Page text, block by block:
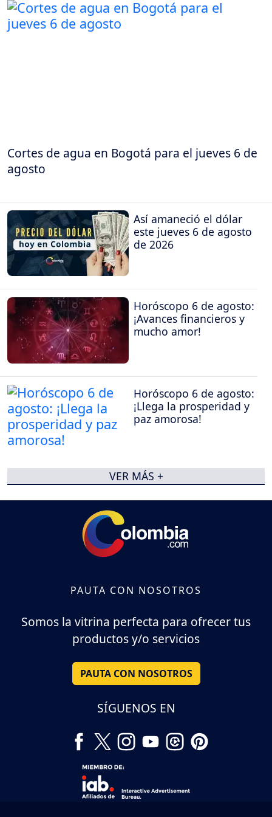
Cortes de agua en Bogotá para el jueves 6 de
agosto
Así amaneció el dólar
este jueves 6 de agosto
de 2026
Horóscopo 6 de agosto:
¡Avances financieros y
mucho amor!
Horóscopo 6 de agosto:
¡Llega la prosperidad y
paz amorosa!
VER MÁS +
PAUTA CON NOSOTROS
Somos la vitrina perfecta para ofrecer tus
productos y/o servicios
PAUTA CON NOSOTROS
SÍGUENOS EN